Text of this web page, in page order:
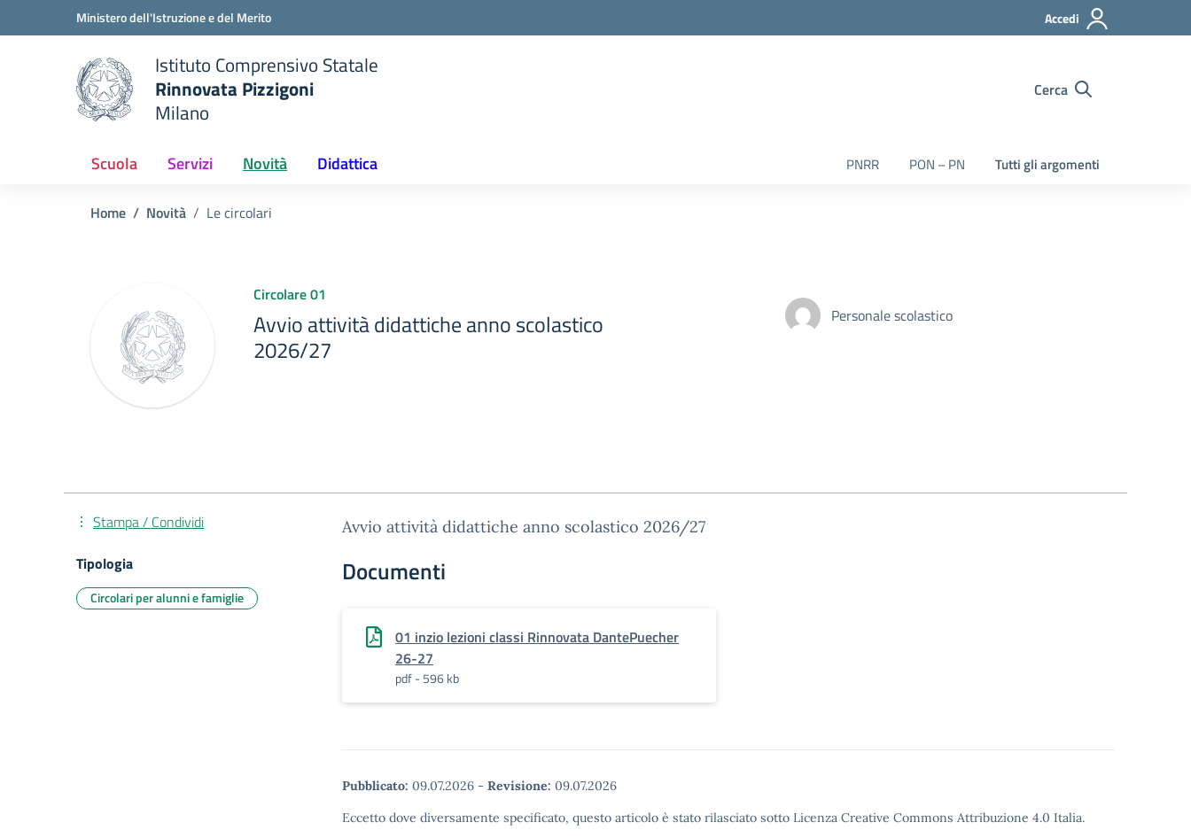
Vai ai contenuti
Vai al menu di navigazioneMinistero dell'Istruzione e del Merito Accedi
Istituto Comprensivo Statale
Rinnovata Pizzigoni
Milano
Cerca
Scuola Servizi Novità Didattica PNRR PON – PN Tutti gli argomenti
Home Novità Le circolari
Circolare 01
Avvio attività didattiche anno scolastico
2026/27
Personale scolastico
Avvio attività didattiche anno scolastico 2026/27
Documenti
01 inzio lezioni classi Rinnovata DantePuecher
26-27
pdf - 596 kb
Pubblicato: 09.07.2026 - Revisione: 09.07.2026
Eccetto dove diversamente specificato, questo articolo è stato rilasciato sotto Licenza Creative Commons Attribuzione 4.0 Italia.
Stampa / Condividi
Tipologia
Circolari per alunni e famiglie